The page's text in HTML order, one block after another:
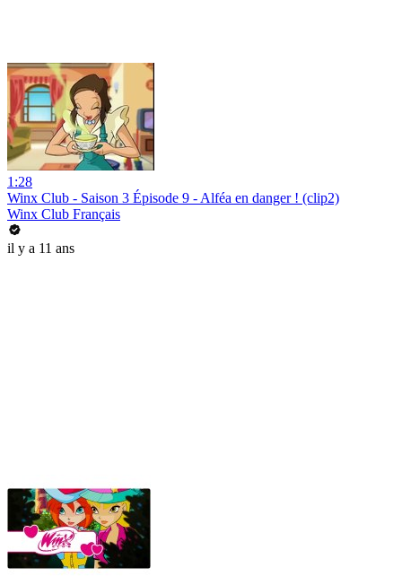
1:28
Winx Club - Saison 3 Épisode 9 - Alféa en danger ! (clip2)
Winx Club Français
il y a 11 ans